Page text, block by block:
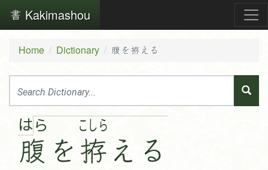
Kakimashou
Home Dictionary 腹を拵える
は ら
腹 を
こしら
拵 え る